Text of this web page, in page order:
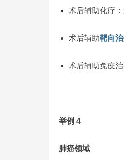
术后辅助化疗
术后辅助靶向
术后辅助免疫
举例 4
肺癌领域